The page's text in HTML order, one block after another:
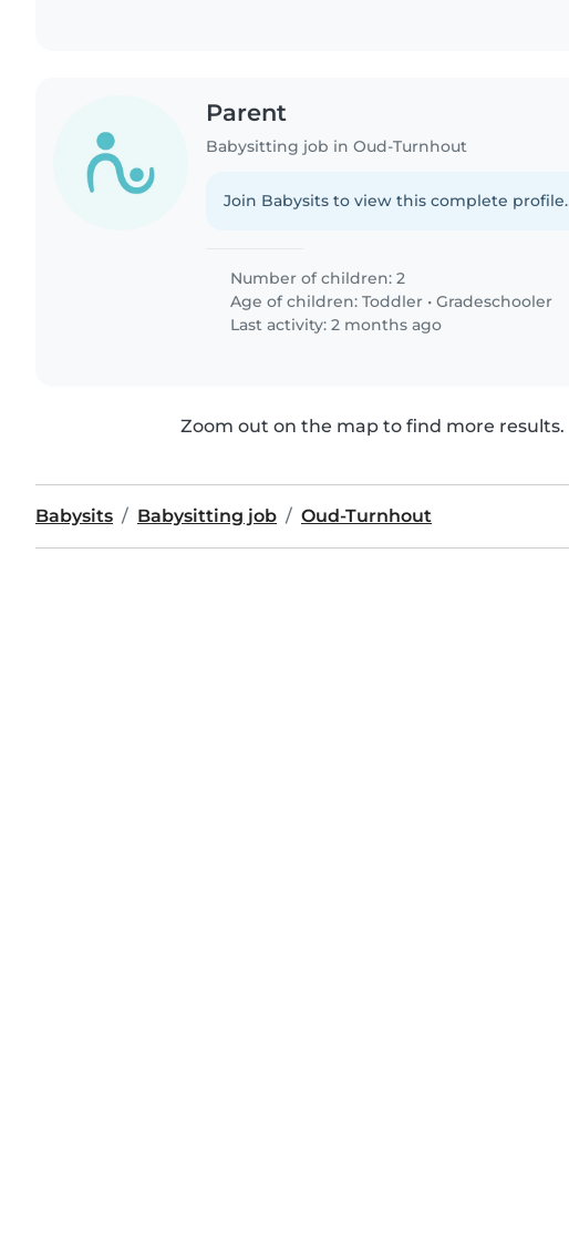
Parent
Babysitting job in Oud-Turnhout
Join Babysits to view this complete profile.
Number of children: 2
Age of children:Toddler •Gradeschooler
Last activity: 2 months ago
Zoom out on the map to find more results.
Babysits Babysitting job Oud-Turnhout